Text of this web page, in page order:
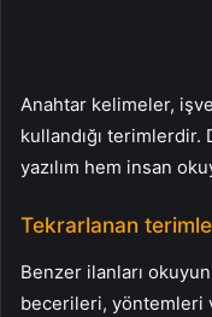
Anahtar kelimeler,
kullandığı terimlerdir.
yazılım hem insan
Tekrarlanan
Benzer ilanları
becerileri, yöntemleri